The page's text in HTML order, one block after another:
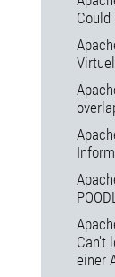
Could
Can't
einer